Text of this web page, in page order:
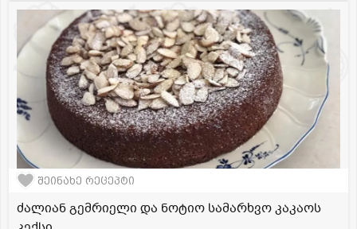
შეინახე რეცეპტი
ძალიან გემრიელი და ნოტიო სამარხვო კაკაოს